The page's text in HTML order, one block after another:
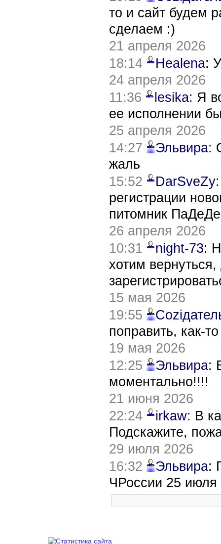
то и сайт будем
сделаем :)
21 апреля 2026
18:14
Healena:
24 апреля 2026
11:36
lesika: Я
ее исполнении
25 апреля 2026
14:27
Эльвира:
жаль
15:52
DarSveZy
регистрации
питомник
26 апреля 2026
10:31
night-73:
хотим
15 мая 2026
19:55
поправить, как-
19 мая 2026
12:25
Эльвира:
моментально!!!!
21 июня 2026
22:24
irkaw: В
Подскажите,
29 июля 2026
16:32
Эльвира:
ЧРоссии 25 июля